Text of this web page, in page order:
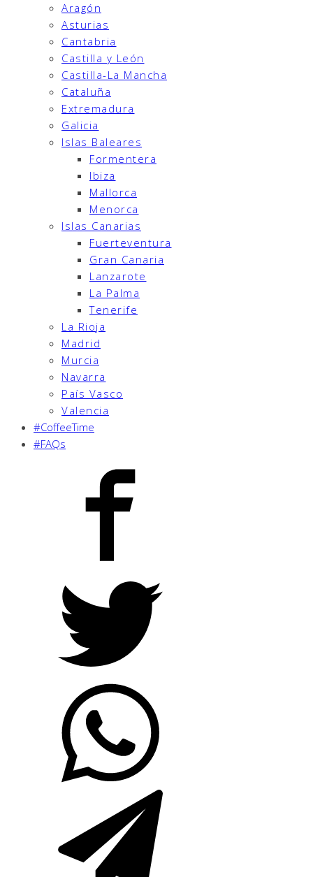
Aragón
Asturias
Cantabria
Castilla y León
Castilla-La Mancha
Cataluña
Extremadura
Galicia
Islas Baleares
Formentera
Ibiza
Mallorca
Menorca
Islas Canarias
Fuerteventura
Gran Canaria
Lanzarote
La Palma
Tenerife
La Rioja
Madrid
Murcia
Navarra
País Vasco
Valencia
#CoffeeTime
#FAQs